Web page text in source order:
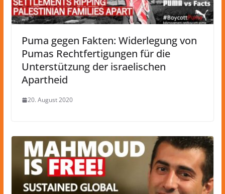
Puma gegen Fakten: Widerlegung von
Pumas Rechtfertigungen für die
Unterstützung der israelischen
Apartheid
20. August 2020